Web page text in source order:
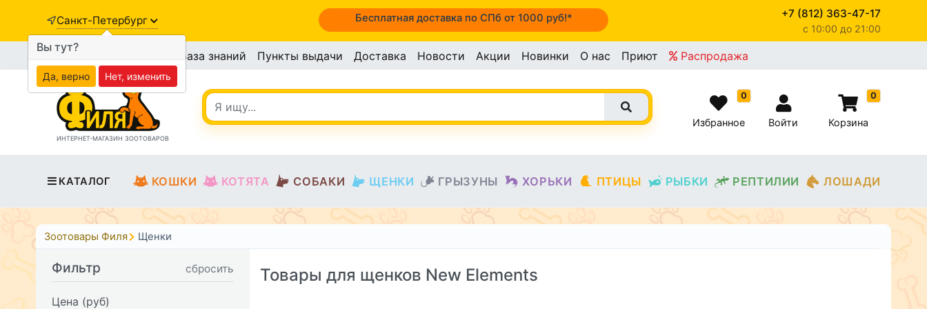
Санкт-Петербург Бесплатная доставка по СПб от 1000 руб!* +7 (812) 363-47-17
c 10:00 до 21:00
База знаний Пункты выдачи Доставка Новости Акции Новинки О нас Приют Распродажа
ИНТЕРНЕТ-МАГАЗИН ЗООТОВАРОВ
0
Избранное Войти
0
Корзина
КАТАЛОГ КОШКИ КОТЯТА СОБАКИ ЩЕНКИ ГРЫЗУНЫ ХОРЬКИ ПТИЦЫ РЫБКИ РЕПТИЛИИ ЛОШАДИ
Зоотовары Филя Щенки
Фильтр сбросить
Цена (руб)
Товары для щенков New Elements
Вы тут?
Да, верно Нет, изменить